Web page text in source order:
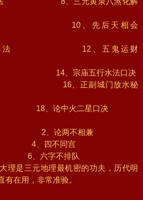
10、先后天相会
交媾法 12、五鬼运财
14、宗庙五行水法口决
断 16、正副城门放水秘
诀 18、论中火二星口决
2、论两不相兼
4、四不同宫
6、六字不排队
理是三元地理最机密的功夫，历代明
有在用，非常准验。